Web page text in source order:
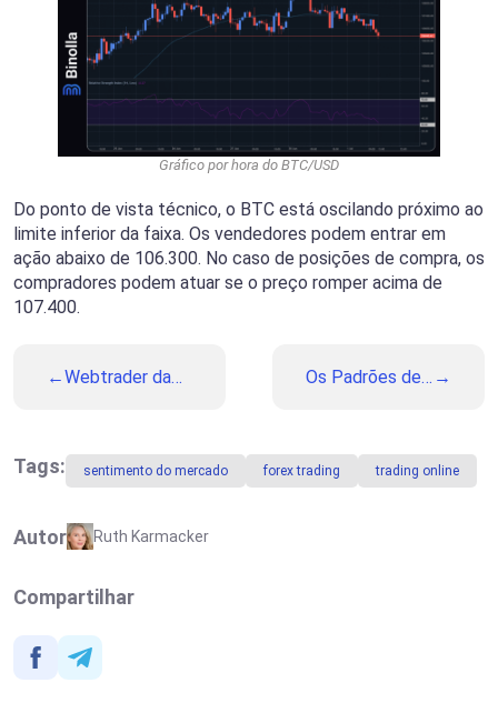
Gráfico por hora do BTC/USD
Do ponto de vista técnico, o BTC está oscilando próximo ao
limite inferior da faixa. Os vendedores podem entrar em
ação abaixo de 106.300. No caso de posições de compra, os
compradores podem atuar se o preço romper acima de
107.400.
Webtrader da
Trading
Os Padrões de
e Operá-los
Tags: sentimento do mercado forex trading trading online
Autor Ruth Karmacker
Compartilhar